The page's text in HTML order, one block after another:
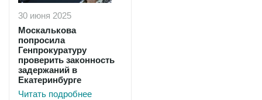
30 июня 2025
Москалькова
попросила
Генпрокуратуру
проверить законность
задержаний в
Екатеринбурге
Читать подробнее